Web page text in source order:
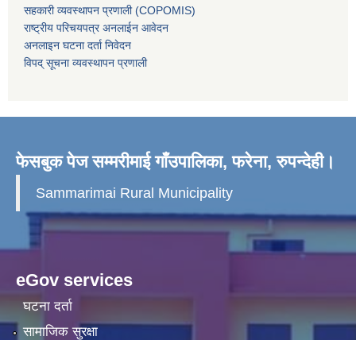
सहकारी व्यवस्थापन प्रणाली (COPOMIS)
राष्ट्रीय परिचयपत्र अनलाईन आवेदन
अनलाइन घटना दर्ता निवेदन
विपद् सूचना व्यवस्थापन प्रणाली
फेसबुक पेज सम्मरीमाई गाँउपालिका, फरेना, रुपन्देही।
Sammarimai Rural Municipality
eGov services
घटना दर्ता
सामाजिक सुरक्षा